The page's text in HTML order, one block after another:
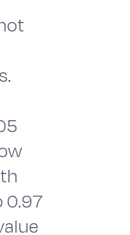
0.97